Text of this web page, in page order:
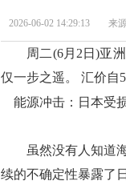
2026-06-02 14:29:13 来
周二(6月2日)亚洲
仅一步之遥。 汇价自
能源冲击：日本受
虽然没有人知道海
续的不确定性暴露了